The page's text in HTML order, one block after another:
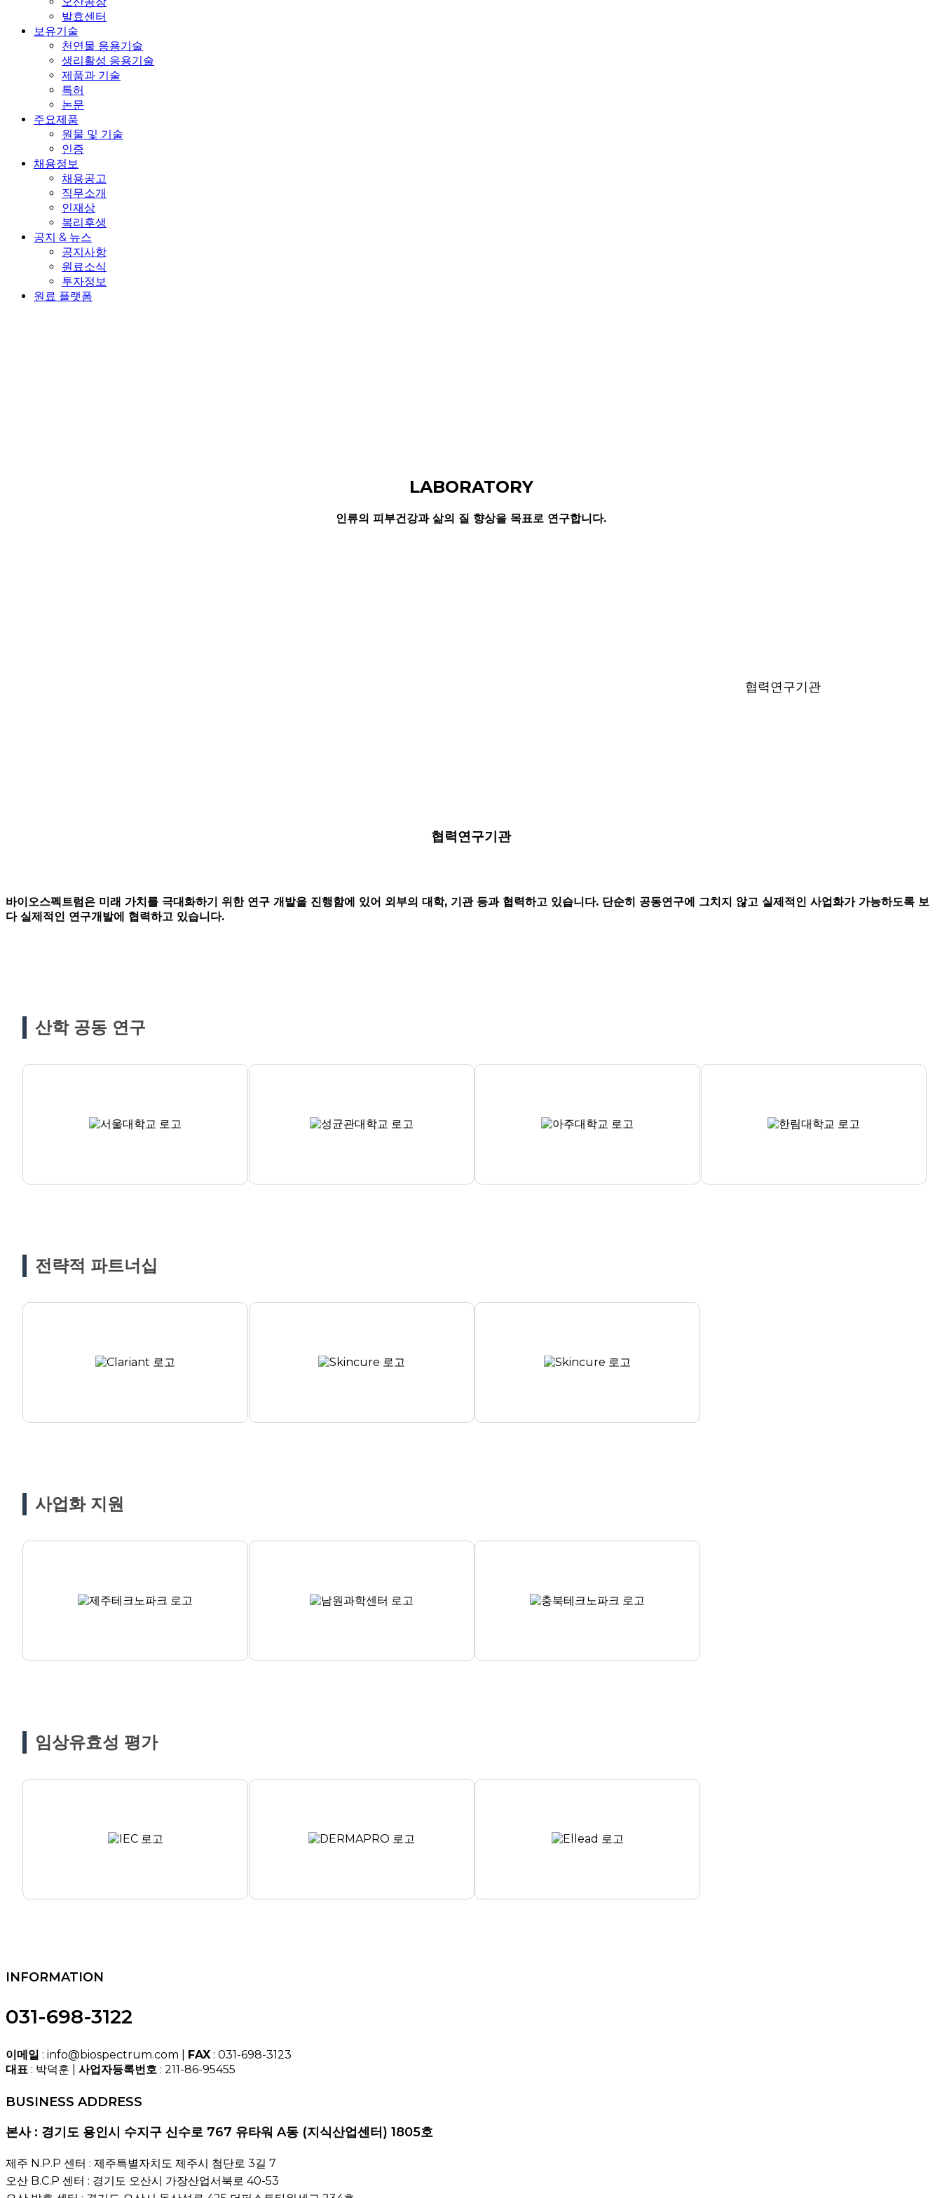
발효센터
보유기술
천연물 응용기술
생리활성 응용기술
제품과 기술
특허
논문
주요제품
원물 및 기술
인증
채용정보
채용공고
직무소개
인재상
복리후생
공지 & 뉴스
공지사항
원료소식
투자정보
원료 플랫폼
LABORATORY
인류의 피부건강과 삶의 질 향상을 목표로 연구합니다.
협력연구기관
협력연구기관
바이오스펙트럼은 미래 가치를 극대화하기 위한 연구 개발을 진행함에 있어 외부의 대학, 기관 등과 협력하고 있습니다. 단순히 공동연구에 그치지 않고 실제적인 사업화가 가능하도록 보
다 실제적인 연구개발에 협력하고 있습니다.
산학 공동 연구
전략적 파트너십
사업화 지원
임상유효성 평가
INFORMATION
031-698-3122
이메일 : info@biospectrum.com | FAX : 031-698-3123
대표 : 박덕훈 | 사업자등록번호 : 211-86-95455
BUSINESS ADDRESS
본사 : 경기도 용인시 수지구 신수로 767 유타워 A동 (지식산업센터) 1805호
제주 N.P.P 센터 : 제주특별자치도 제주시 첨단로 3길 7
오산 B.C.P 센터 : 경기도 오산시 가장산업서북로 40-53